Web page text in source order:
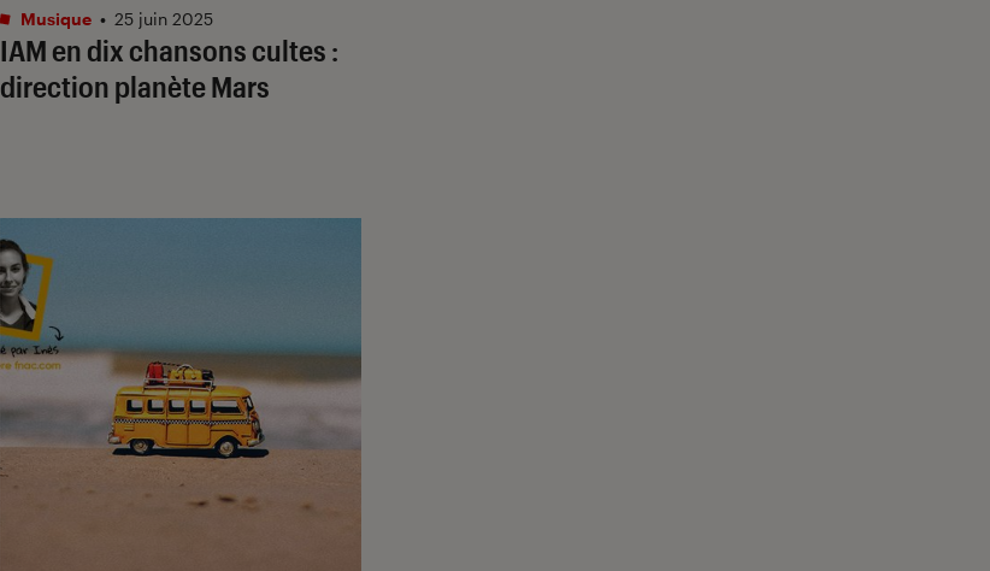
IAM en dix chansons cultes :
direction planète Mars
Musique • 25 juin 2025